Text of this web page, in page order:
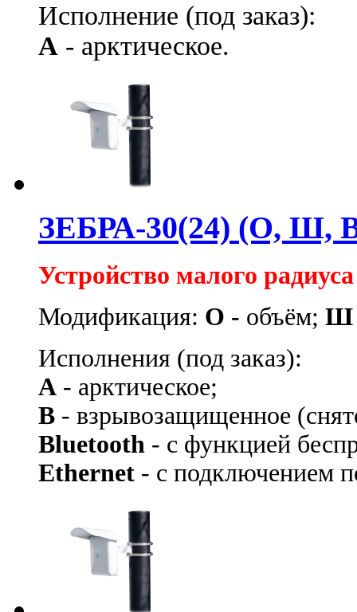
Исполнение (под заказ):
А - арктическое.
ЗЕБРА-30(24) (О, Ш,
Устройство малого
Модификация: О - объём; Ш
Исполнения (под заказ):
А - арктическое;
В - взрывозащищенное
Bluetooth - с функцией
Ethernet - с подключением